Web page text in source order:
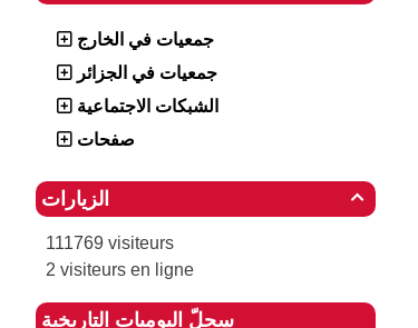
جمعيات في الخارج
جمعيات في الجزائر
الشبكات الاجتماعية
صفحات
 الزيارات
111769 visiteurs
2 visiteurs en ligne
سِجِلّ اليوميات التاريخية